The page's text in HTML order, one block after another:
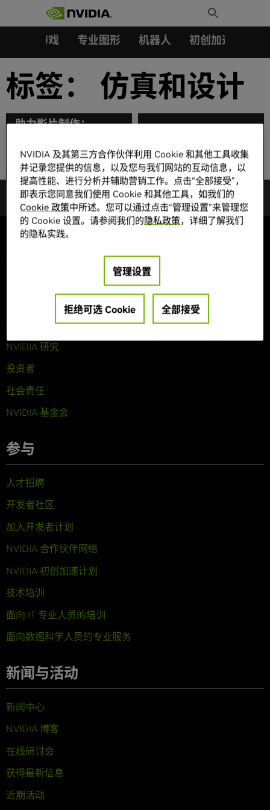
Toggle
Search
游戏 专业图形 机器人 初创加速会员成
标签： 仿真和设计
助力影片制作：
奥斯卡 VFX 提名影片
提供技术支持
果：台湾工作室利用扩
展现实展示建筑设计
NVIDIA 研究
投资者
社会责任
NVIDIA 基金会
参与
人才招聘
开发者社区
加入开发者计划
NVIDIA 合作伙伴网络
NVIDIA 初创加速计划
技术培训
面向 IT 专业人员的培训
面向数据科学人员的专业服务
新闻与活动
新闻中心
NVIDIA 博客
在线研讨会
获得最新信息
近期活动
NVIDIA 及其第三方合作伙伴利用 Cookie 和其他工具收集
并记录您提供的信息，以及您与我们网站的互动信息，以
提高性能、进行分析并辅助营销工作。点击“全部接受”，
即表示您同意我们使用 Cookie 和其他工具，如我们的
Cookie 政策中所述。您可以通过点击“管理设置”来管理您
的 Cookie 设置。请参阅我们的隐私政策，详细了解我们
的隐私实践。
管理设置
拒绝可选 Cookie 全部接受